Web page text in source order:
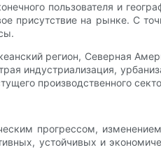
пользователя и
присутствие на рынке. С
регион, Северная
индустриализация,
производственного
прогрессом,
устойчивых и